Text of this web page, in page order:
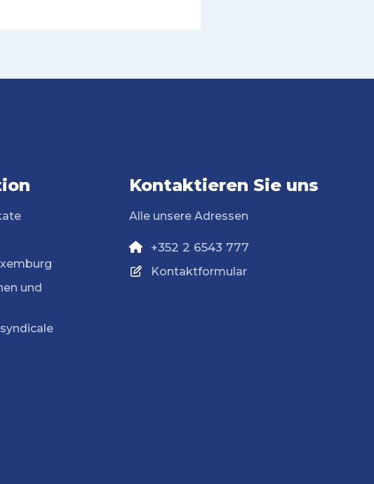
und
Kontaktieren Sie uns
Alle unsere Adressen
+352 2 6543 777
Kontaktformular